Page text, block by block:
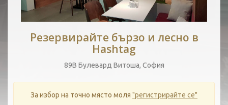
Резервирайте бързо и лесно в
Hashtag
89В Булевард Витоша, София
За избор на точно място моля "регистрирайте се"